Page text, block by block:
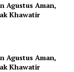
Agustus Aman,
Khawatir
Agustus Aman,
Khawatir